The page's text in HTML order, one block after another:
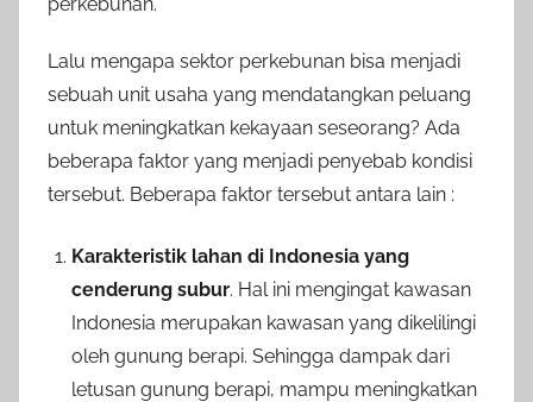
Lalu mengapa sektor perkebunan bisa menjadi
sebuah unit usaha yang mendatangkan peluang
untuk meningkatkan kekayaan seseorang? Ada
beberapa faktor yang menjadi penyebab kondisi
tersebut. Beberapa faktor tersebut antara lain :
Karakteristik lahan di Indonesia yang
cenderung subur. Hal ini mengingat kawasan
Indonesia merupakan kawasan yang dikelilingi
oleh gunung berapi. Sehingga dampak dari
letusan gunung berapi, mampu meningkatkan